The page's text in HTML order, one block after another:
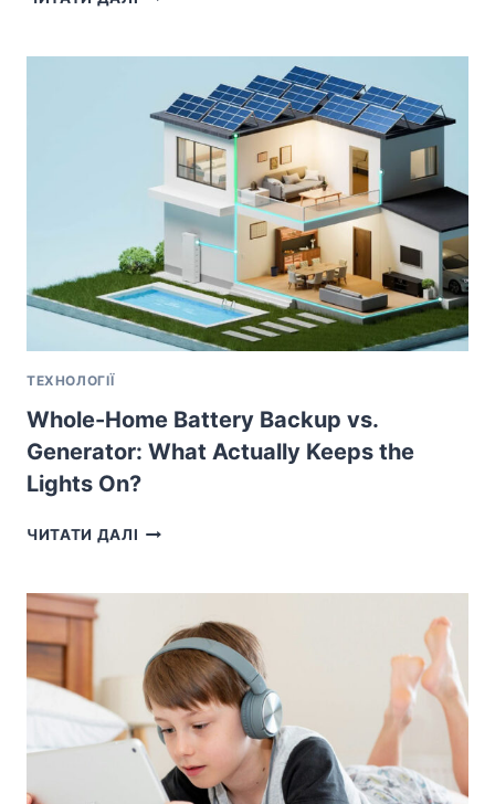
ПІД
РОЗЛУЧЕННЯ
ТЕХНОЛОГІЇ
Whole-Home Battery Backup vs.
Generator: What Actually Keeps the
Lights On?
ЧИТАТИ ДАЛІ WHOLE-
BACKUP
GENERATOR:
WHAT
ACTUALLY
KEEPS
THE
LIGHTS
ON?